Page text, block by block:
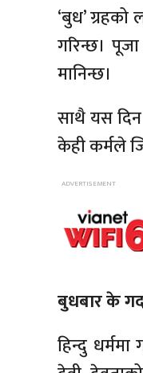
‘बुध’
गरिन्छ।
मानिन्छ।
साथै यस
केही कर्मले
बुधबार के
हिन्दु